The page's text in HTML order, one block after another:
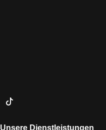
Unsere Dienstleistungen